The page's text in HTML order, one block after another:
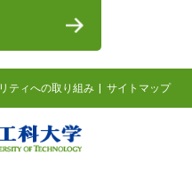
ティへの取り組み サイトマップ